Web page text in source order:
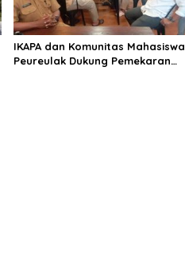
IKAPA dan Komunitas Mahasiswa
Peureulak Dukung Pemekaran